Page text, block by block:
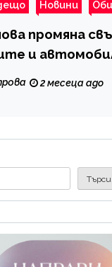
Новини
промяна
и
2 месеца ago
Търси